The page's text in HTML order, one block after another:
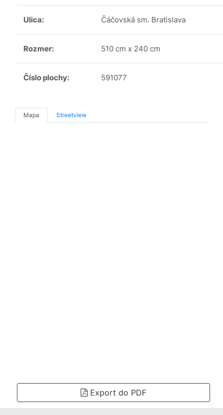
Ulica: Čáčovská sm. Bratislava
Rozmer: 510 cm x 240 cm
Číslo plochy: 591077
Mapa Streetview
Export do PDF